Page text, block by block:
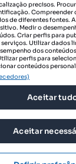
SIGA-NOS:
DESCARREGAR
Imovirtual.com, OLX
TERMOS DE
precisos.
Compreender
de diferentes fontes.
Medir o
Criar perfis para
Utilizar dados
dos
perfis para
conteúdos
Aceitar
Aceitar